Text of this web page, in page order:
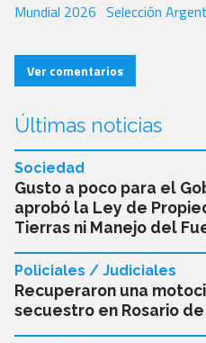
Mundial 2026 Selección
Ver comentarios
Últimas noticias
Gusto a poco para el
aprobó la Ley de
Tierras ni Manejo del
Sociedad
Recuperaron una
secuestro en Rosario
Policiales / Judiciales